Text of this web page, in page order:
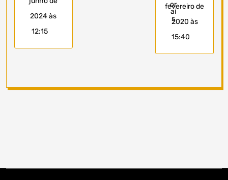
2024 às
12:15
fevereiro de
2020 às
15:40